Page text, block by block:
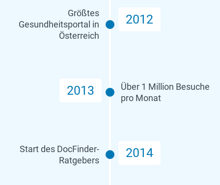
Größtes
Gesundheitsportal in
Österreich
2012
Über 1 Million Besuche
pro Monat
2013
Start des DocFinder-
Ratgebers
2014